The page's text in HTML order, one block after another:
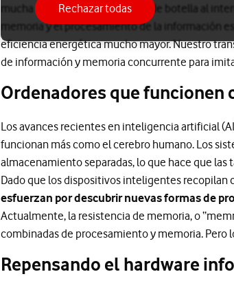
mucha energía y crea un cuello de botella al
memoria y el procesamiento de la información
eficiencia energética mucho mayor. Nuestro
de información y memoria concurrente para
Ordenadores que funcionen
Los avances recientes en inteligencia artificial
funcionan más como el cerebro humano. Los
almacenamiento separadas, lo que hace que
Dado que los dispositivos inteligentes
esfuerzan por descubrir nuevas formas de
Actualmente, la resistencia de memoria, o
combinadas de procesamiento y memoria.
Repensando el hardware
Rechazar todas